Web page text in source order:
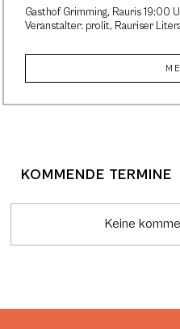
Gasthof Grimming, Rauris 19:00
Veranstalter: prolit, Rauriser
KOMMENDE TERMINE
Keine